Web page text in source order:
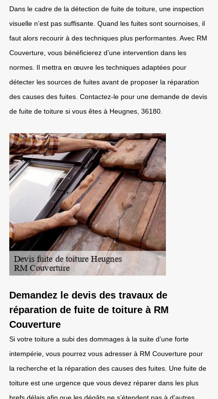
Dans le cadre de la détection de fuite de toiture, une inspection
visuelle n’est pas suffisante. Quand les fuites sont sournoises, il
faut alors recourir à des techniques plus performantes. Avec RM
Couverture, vous bénéficierez d’une intervention dans les
normes. Il mettra en œuvre les techniques adaptées pour
détecter les sources de fuites avant de proposer la réparation
des causes des fuites. Contactez-le pour une demande de devis
de fuite de toiture si vous êtes à Heugnes, 36180.
Demandez le devis des travaux de
réparation de fuite de toiture à RM
Couverture
Si votre toiture a subi des dommages à la suite d’une forte
intempérie, vous pourrez vous adresser à RM Couverture pour
la recherche et la réparation des causes des fuites. Une fuite de
toiture est une urgence que vous devez réparer dans les plus